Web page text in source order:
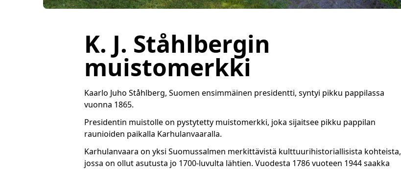
K. J. Ståhlbergin
muistomerkki
Kaarlo Juho Ståhlberg, Suomen ensimmäinen presidentti, syntyi pikku pappilassa
vuonna 1865.
Presidentin muistolle on pystytetty muistomerkki, joka sijaitsee pikku pappilan
raunioiden paikalla Karhulanvaaralla.
Karhulanvaara on yksi Suomussalmen merkittävistä kulttuurihistoriallisista kohteista,
jossa on ollut asutusta jo 1700-luvulta lähtien. Vuodesta 1786 vuoteen 1944saakka